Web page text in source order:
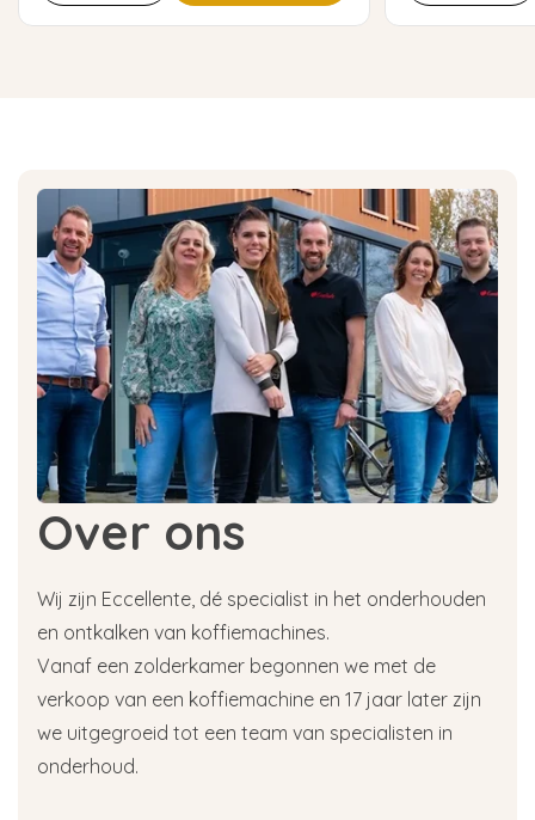
Over ons
Wij zijn Eccellente, dé specialist in het onderhouden
en ontkalken van koffiemachines.
Vanaf een zolderkamer begonnen we met de
verkoop van een koffiemachine en 17 jaar later zijn
we uitgegroeid tot een team van specialisten in
onderhoud.